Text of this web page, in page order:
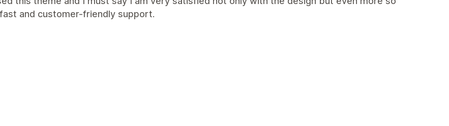
and customer-friendly support.